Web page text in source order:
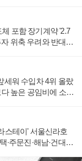
포함 장기계약 '2.7
위축 우려와 반대
세워 수입차 4위 올랐
높은 공임비에 소비
스테이' 서울신라호
·주문진·해남·건대로